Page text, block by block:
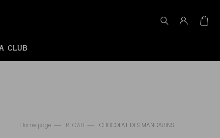
CLUB
Home page REGALI CHOCOLAT DES MANDARINS